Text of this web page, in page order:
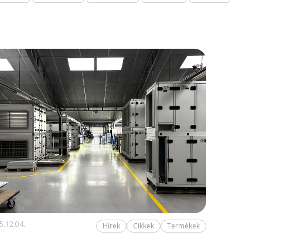
Hírek Cikkek Termékek